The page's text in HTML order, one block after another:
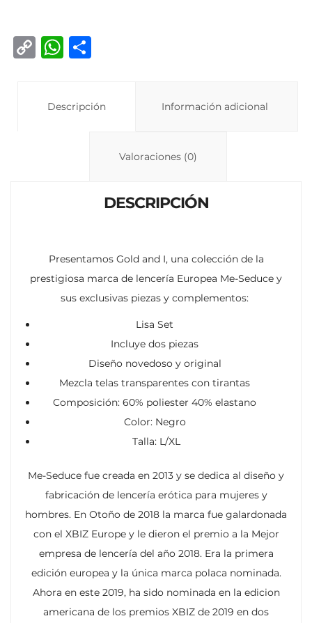
C
W
s
p
Descripción Información adicional
Valoraciones (0)
DESCRIPCIÓN
Presentamos Gold and I, una colección de la
prestigiosa marca de lencería Europea Me-Seduce y
sus exclusivas piezas y complementos:
Lisa Set
Incluye dos piezas
Diseño novedoso y original
Mezcla telas transparentes con tirantas
Composición: 60% poliester 40% elastano
Color: Negro
Talla: L/XL
Me-Seduce fue creada en 2013 y se dedica al diseño y
fabricación de lencería erótica para mujeres y
hombres. En Otoño de 2018 la marca fue galardonada
con el XBIZ Europe y le dieron el premio a la Mejor
empresa de lencería del año 2018. Era la primera
edición europea y la única marca polaca nominada.
Ahora en este 2019, ha sido nominada en la edicion
americana de los premios XBIZ de 2019 en dos